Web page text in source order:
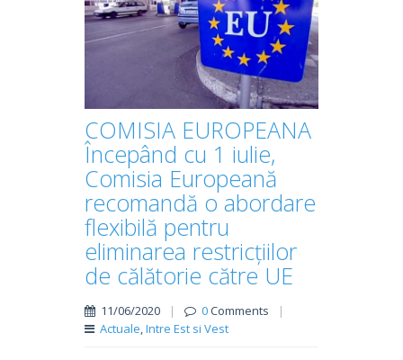
COMISIA EUROPEANA
Începând cu 1 iulie,
Comisia Europeană
recomandă o abordare
flexibilă pentru
eliminarea restricțiilor
de călătorie către UE
11/06/2020 | 0Comments
|
Actuale,Intre Est si Vest